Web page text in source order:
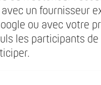
un fournisseur
ou avec votre
les participants